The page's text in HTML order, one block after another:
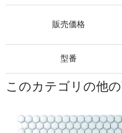
販売価格
型番
このカテゴリの他